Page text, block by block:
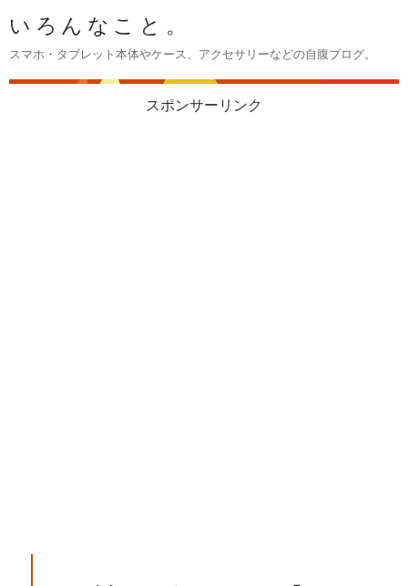
いろんなこと。
スマホ・タブレット本体やケース、アクセサリーなどの自腹ブログ。
スポンサーリンク